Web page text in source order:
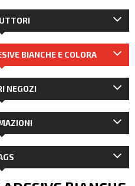
BIANCHE E COLORA
NEGOZI